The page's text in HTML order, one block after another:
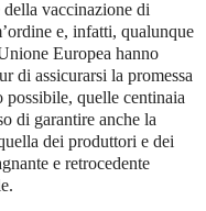
vaccinazione di
e, infatti, qualunque
Europea hanno
di assicurarsi la promessa
quelle centinaia
di garantire anche la
dei produttori e dei
e retrocedente